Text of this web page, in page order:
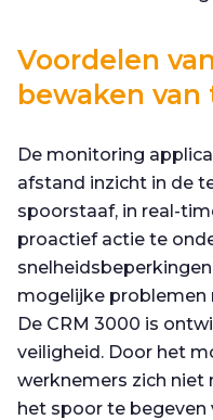
Voordelen
bewaken
De monitoring
afstand inzicht in de
spoorstaaf, in real-
proactief actie te
mogelijke problemen
De CRM 3000 is
veiligheid. Door het
werknemers zich niet
het spoor te begeven